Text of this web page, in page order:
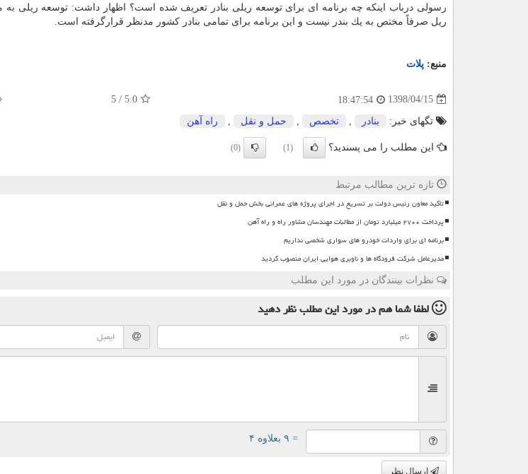
رسولی درباب اینكه چه برنامه ای برای توسعه ریلی بنادر تعریف شده است؟ اظهار داشت: توسعه ریلی به
ریل صرفاً مختص به یك بندر نیست و این برنامه برای تمامی بنادر كشور مدنظر قرارگرفته است.
منبع: پلات
1398/04/15
18:47:54
5.0
/
5
تگهای خبر: بنادر تخصص حمل و نقل راه آهن
این مطلب را می پسندید؟ (1)
(0)
تازه ترین مطالب مرتبط
تاکید معاون رئیس دولت بر تسریع در اجرای پروژه های عمرانی بخش حمل و نقل
پرداخت ۲۷۰۰ میلیارد تومان از مطالبات مهندسان مشاور راه و راه آهن
برنامه ای برای واردات خودرو های سواری شخصی نداریم
مدیرعامل شرکت فرودگاه ها و ناوبری هوایی ایران منصوب گردید
نظرات بینندگان در مورد این مطلب
لطفا شما همدر مورد این مطلبنظر دهید
= ۹ بعلاوه ۴
ارسال نظر